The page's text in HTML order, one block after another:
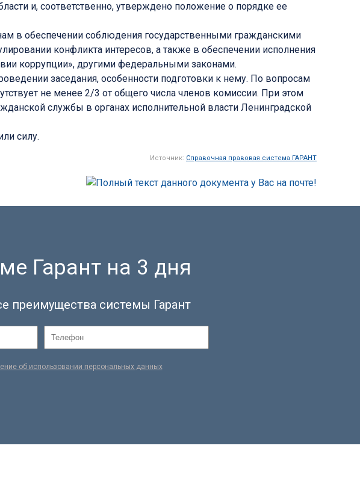
и, соответственно, утверждено положение о порядке ее
в обеспечении соблюдения государственными гражданскими
конфликта интересов, а также в обеспечении исполнения
коррупции», другими федеральными законами.
заседания, особенности подготовки к нему. По вопросам
не менее 2/3 от общего числа членов комиссии. При этом
службы в органах исполнительной власти Ленинградской
силу.
Источник: Справочная правовая система ГАРАНТ
Гарант на 3 дня
преимущества системы Гарант
об использовании персональных данных